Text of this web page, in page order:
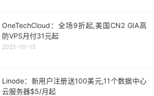
OneTechCloud：全场9折起,美国CN2 GIA高
防VPS月付31元起
2021-10-15
Linode：新用户注册送100美元,11个数据中心
云服务器$5/月起